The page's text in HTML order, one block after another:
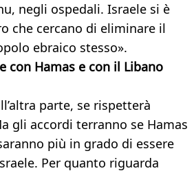
negli ospedali. Israele si è
che cercano di eliminare il
ebraico stesso».
con Hamas e con il Libano
parte, se rispetterà
gli accordi terranno se Hamas
più in grado di essere
Per quanto riguarda